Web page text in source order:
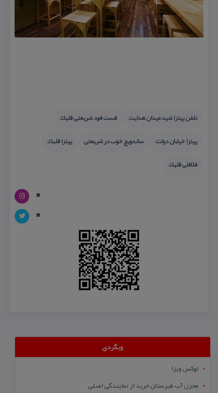
تلفن پیتزا شید میدان هدایت
فست فود شریعتی قلهك
پیتزا خیابان دولت
ساندویچ خوب در شریعتی
پیتزا قلهك
فلافلی قلهك
وبگردی
لوکس ویزا
مخزن آب طبرستان خرید از نمایندگی اصلی